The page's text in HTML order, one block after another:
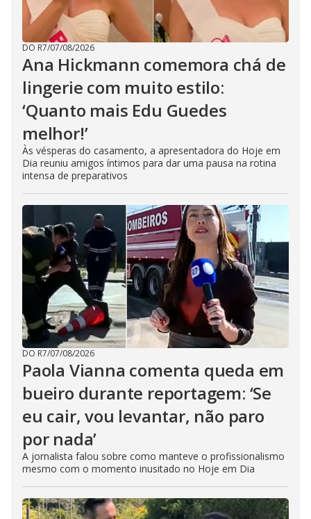
DO R7/07/08/2026
Ana Hickmann comemora chá de
lingerie com muito estilo:
‘Quanto mais Edu Guedes
melhor!’
Às vésperas do casamento, a apresentadora do Hoje em
Dia reuniu amigos íntimos para dar uma pausa na rotina
intensa de preparativos
DO R7/07/08/2026
Paola Vianna comenta queda em
bueiro durante reportagem: ‘Se
eu cair, vou levantar, não paro
por nada’
A jornalista falou sobre como manteve o profissionalismo
mesmo com o momento inusitado no Hoje em Dia